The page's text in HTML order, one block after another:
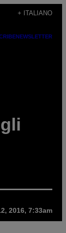
+ ITALIANO
NEWSLETTER
2016, 7:33am